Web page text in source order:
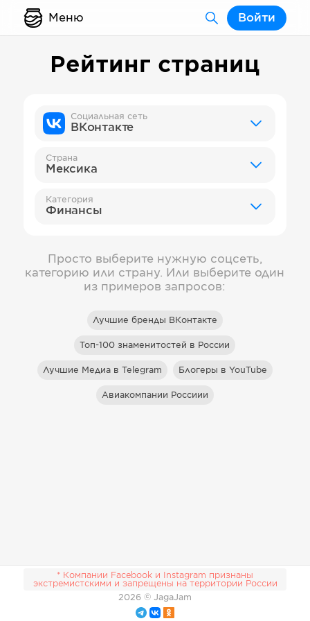
Меню Войти
Рейтинг страниц
Социальная сеть
ВКонтакте
Страна
Мексика
Категория
Финансы
Просто выберите нужную соцсеть,
категорию или страну. Или выберите один
из примеров запросов:
Лучшие бренды ВКонтакте
Топ-100 знаменитостей в России
Лучшие Медиа в Telegram Блогеры в YouTube
Авиакомпании Россиии
* Компании Facebook и Instagram признаны
экстремистскими и запрещены на территории России
2026 © JagaJam